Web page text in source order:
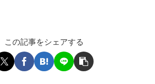
この記事をシェアする